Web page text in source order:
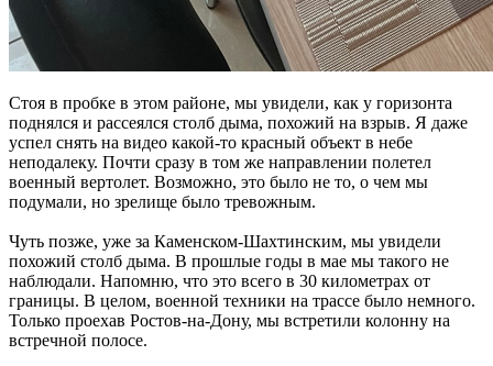
Стоя в пробке в этом районе, мы увидели, как у горизонта
поднялся и рассеялся столб дыма, похожий на взрыв. Я даже
успел снять на видео какой-то красный объект в небе
неподалеку. Почти сразу в том же направлении полетел
военный вертолет. Возможно, это было не то, о чем мы
подумали, но зрелище было тревожным.
Чуть позже, уже за Каменском-Шахтинским, мы увидели
похожий столб дыма. В прошлые годы в мае мы такого не
наблюдали. Напомню, что это всего в 30 километрах от
границы. В целом, военной техники на трассе было немного.
Только проехав Ростов-на-Дону, мы встретили колонну на
встречной полосе.